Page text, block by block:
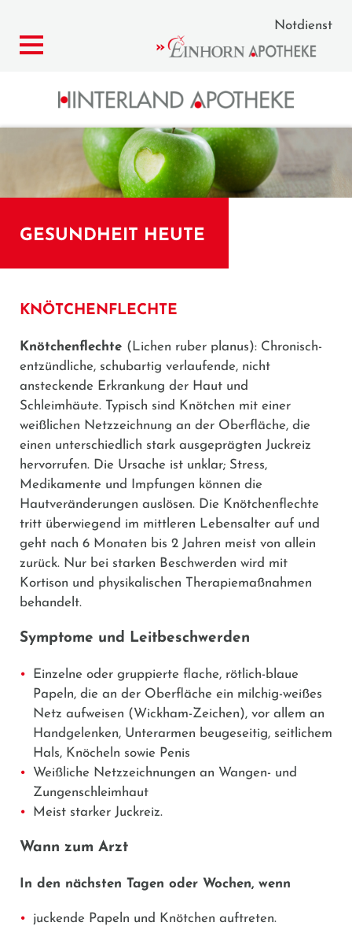
Notdienst
GESUNDHEIT HEUTE
KNÖTCHENFLECHTE
Knötchenflechte (Lichen ruber planus): Chronisch-
entzündliche, schubartig verlaufende, nicht
ansteckende Erkrankung der Haut und
Schleimhäute. Typisch sind Knötchen mit einer
weißlichen Netzzeichnung an der Oberfläche, die
einen unterschiedlich stark ausgeprägten Juckreiz
hervorrufen. Die Ursache ist unklar; Stress,
Medikamente und Impfungen können die
Hautveränderungen auslösen. Die Knötchenflechte
tritt überwiegend im mittleren Lebensalter auf und
geht nach 6 Monaten bis 2 Jahren meist von allein
zurück. Nur bei starken Beschwerden wird mit
Kortison und physikalischen Therapiemaßnahmen
behandelt.
Symptome und Leitbeschwerden
Einzelne oder gruppierte flache, rötlich-blaue
Papeln, die an der Oberfläche ein milchig-weißes
Netz aufweisen (Wickham-Zeichen), vor allem an
Handgelenken, Unterarmen beugeseitig, seitlichem
Hals, Knöcheln sowie Penis
Weißliche Netzzeichnungen an Wangen- und
Zungenschleimhaut
Meist starker Juckreiz.
Wann zum Arzt
In den nächsten Tagen oder Wochen, wenn
juckende Papeln und Knötchen auftreten.